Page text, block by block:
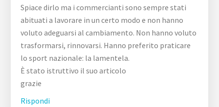
Spiace dirlo ma i commercianti sono sempre stati
abituati a lavorare in un certo modo e non hanno
voluto adeguarsi al cambiamento. Non hanno voluto
trasformarsi, rinnovarsi. Hanno preferito praticare
lo sport nazionale: la lamentela.
È stato istruttivo il suo articolo
grazie
Rispondi